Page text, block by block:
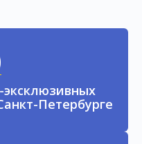
Петербурге